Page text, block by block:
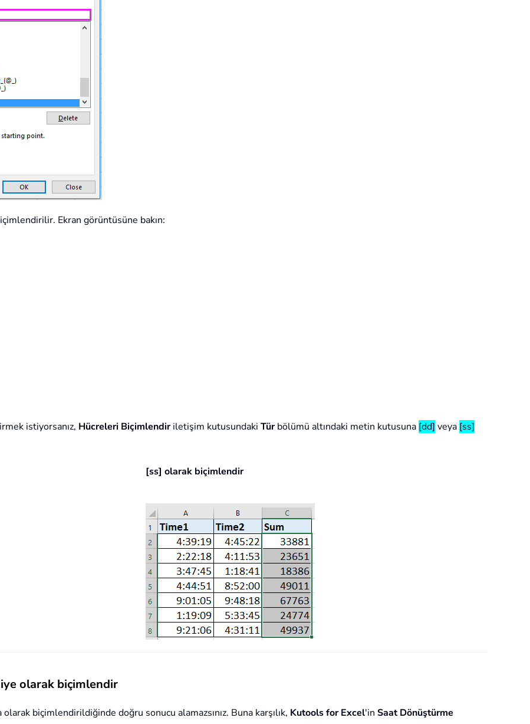
Ekran görüntüsüne bakın:
istiyorsanız, Hücreleri Biçimlendiriletişim kutusundaki Türbölümü altındaki metin kutusuna [dd] veya [ss]
[ss] olarak biçimlendir
olarak biçimlendir
biçimlendirildiğinde doğru sonucu alamazsınız. Buna karşılık, Kutools for Excel'in Saat Dönüştürme